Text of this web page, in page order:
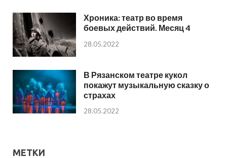
Хроника: театр во время
боевых действий. Месяц 4
28.05.2022
В Рязанском театре кукол
покажут музыкальную сказку о
страхах
28.05.2022
МЕТКИ